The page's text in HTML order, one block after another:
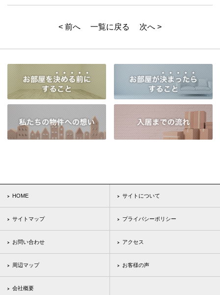
< 前へ 一覧に戻る 次へ >
HOME サイトについて
サイトマップ プライバシーポリシー
お問い合わせ アクセス
周辺マップ お客様の声
会社概要